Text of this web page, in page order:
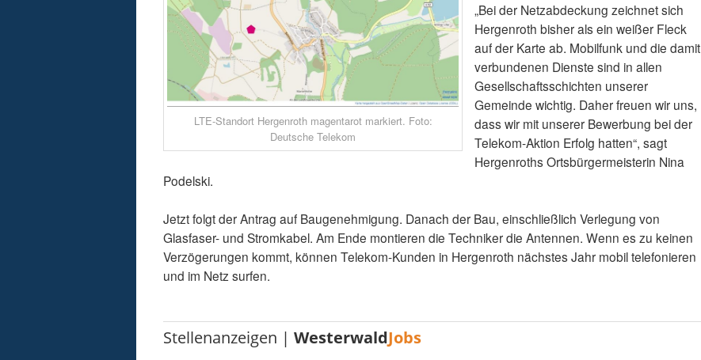
LTE-Standort Hergenroth magentarot markiert. Foto:
Deutsche Telekom
„Bei der Netzabdeckung zeichnet sich
Hergenroth bisher als ein weißer Fleck
auf der Karte ab. Mobilfunk und die damit
verbundenen Dienste sind in allen
Gesellschaftsschichten unserer
Gemeinde wichtig. Daher freuen wir uns,
dass wir mit unserer Bewerbung bei der
Telekom-Aktion Erfolg hatten“, sagt
Hergenroths Ortsbürgermeisterin Nina
Podelski.
Jetzt folgt der Antrag auf Baugenehmigung. Danach der Bau, einschließlich Verlegung von
Glasfaser- und Stromkabel. Am Ende montieren die Techniker die Antennen. Wenn es zu keinen
Verzögerungen kommt, können Telekom-Kunden in Hergenroth nächstes Jahr mobil telefonieren
und im Netz surfen.
Stellenanzeigen |WesterwaldJobs